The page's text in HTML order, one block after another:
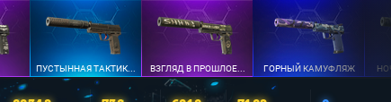
ПУСТЫННАЯ ТАКТИК... ВЗГЛЯД В ПРОШЛОЕ... ГОРНЫЙ КАМУФЛЯЖ